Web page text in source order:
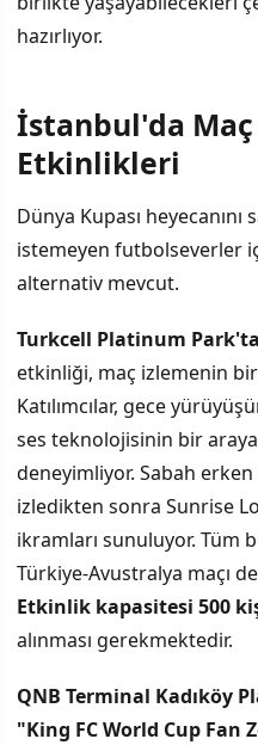
hazırlıyor.
İÇINDEKILER
Maç Detayları ve
İstanbul'da
Etkinlikleri
Dünya Kupası
istemeyen futbolseverler
alternativ mevcut.
Turkcell Platinum
etkinliği, maç izlemenin
Katılımcılar, gece
ses teknolojisinin bir
deneyimliyor. Sabah
izledikten sonra Sunrise
ikramları sunuluyor. Tüm
Türkiye-Avustralya maçı
Etkinlik kapasitesi 500
alınması gerekmektedir.
QNB Terminal Kadıköy
"King FC World Cup Fan